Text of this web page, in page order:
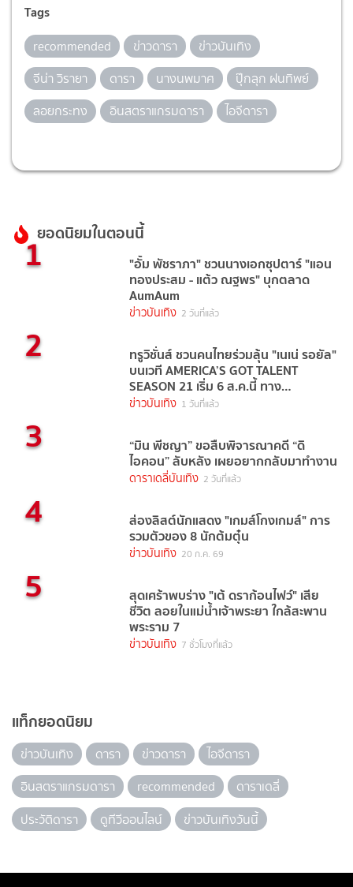
Tags
recommended ข่าวดารา
ข่าวบันเทิง
จีน่า วิรายา
ดารา นางนพมาศ
ปุ๊กลุก ฝนทิพย์
ลอยกระทง
อินสตราแกรมดารา ไอจีดารา
ยอดนิยมในตอนนี้
1 "อั้ม พัชราภา" ชวนนางเอกซุปตาร์ "แอน
ทองประสม - แต้ว ณฐพร" บุกตลาด
AumAum
ข่าวบันเทิง 2 วันที่แล้ว
2 ทรูวิชั่นส์ ชวนคนไทยร่วมลุ้น "เนเน่ รอยัล"
บนเวที AMERICA’S GOT TALENT
SEASON 21 เริ่ม 6 ส.ค.นี้ ทาง
TrueVisions NOW
ข่าวบันเทิง 1 วันที่แล้ว
3 “มิน พีชญา” ขอสืบพิจารณาคดี “ดิ
ไอคอน” ลับหลัง เผยอยากกลับมาทำงาน
ดาราเดลี่บันเทิง 2 วันที่แล้ว
4 ส่องลิสต์นักแสดง "เกมส์โกงเกมส์" การ
รวมตัวของ 8 นักต้มตุ๋น
ข่าวบันเทิง 20 ก.ค. 69
5 สุดเศร้าพบร่าง "เต้ ดราก้อนไฟว์" เสีย
ชีวิต ลอยในแม่น้ำเจ้าพระยา ใกล้สะพาน
พระราม 7
ข่าวบันเทิง 7 ชั่วโมงที่แล้ว
แท็กยอดนิยม
ข่าวบันเทิง ดารา ข่าวดารา
ไอจีดารา
อินสตราแกรมดารา
recommended
ดาราเดลี่
ประวัติดารา
ดูทีวีออนไลน์ ข่าวบันเทิงวันนี้